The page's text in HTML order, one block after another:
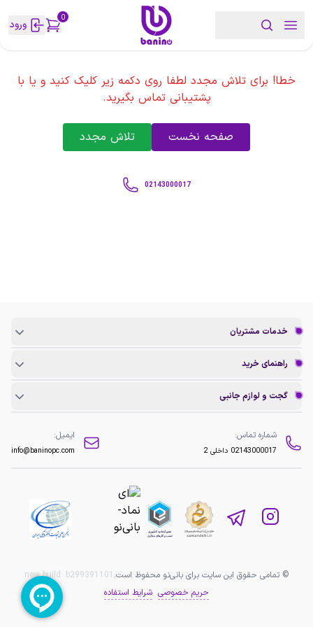
0 ورود
خطا! برای تلاش مجدد لطفا روی دکمه زیر کلیک کنید و یا با
پشتیبانی تماس بگیرید.
صفحه نخست تلاش مجدد
02143000017
خدمات مشتریان
راهنمای خرید
گجت و لوازم جانبی
شماره تماس:
02143000017 داخلی 2
ایمیل:
info@baninopc.com
© تمامی حقوق این سایت برای بانی‌نو محفوظ است. new build: b299391101
حریم خصوصی شرایط استفاده